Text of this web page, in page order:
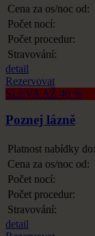
Cena za os/noc od:
Počet nocí:
Počet procedur:
Stravování:
detail
Rezervovat
SLEVA AŽ 40 %
Poznej lázně
Platnost nabídky do:
Cena za os/noc od:
Počet nocí:
Počet procedur:
Stravování:
detail